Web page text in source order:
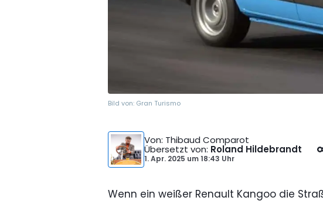
Bild von: Gran Turismo
Von: Thibaud Comparot
Übersetzt von: Roland Hildebrandt
1. Apr. 2025 um18:43 Uhr
Wenn ein weißer Renault Kangoo die